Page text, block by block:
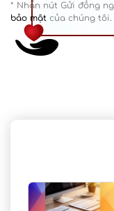
* Nhấn nút Gửi đồng
bảo mật của chúng tôi.